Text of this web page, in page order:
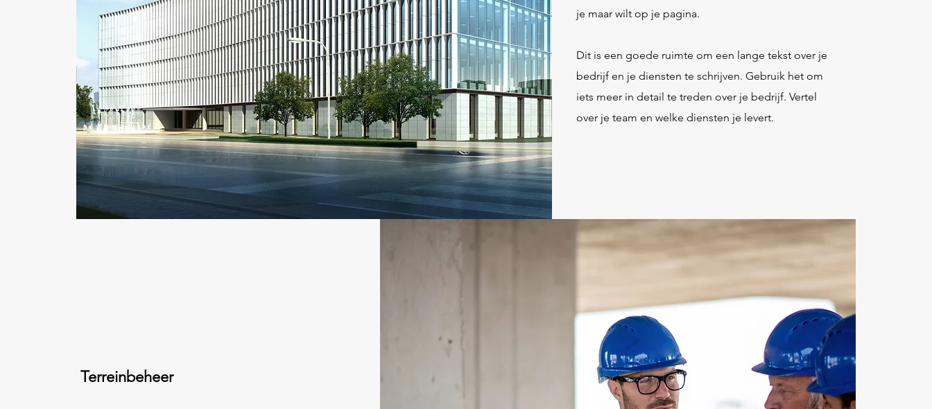
je maar wilt op je pagina.​
Dit is een goede ruimte om een lange tekst over je
bedrijf en je diensten te schrijven. Gebruik het om
iets meer in detail te treden over je bedrijf. Vertel
over je team en welke diensten je levert.
Terreinbeheer